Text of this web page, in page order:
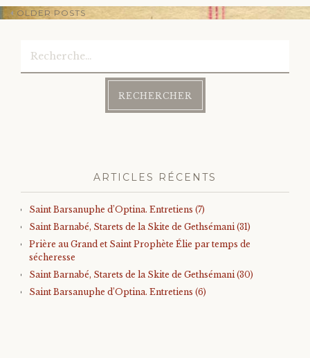
Post
navigation
OLDER POSTS
ARTICLES RÉCENTS
Saint Barsanuphe d’Optina. Entretiens (7)
Saint Barnabé, Starets de la Skite de Gethsémani (31)
Prière au Grand et Saint Prophète Élie par temps de
sécheresse
Saint Barnabé, Starets de la Skite de Gethsémani (30)
Saint Barsanuphe d’Optina. Entretiens (6)